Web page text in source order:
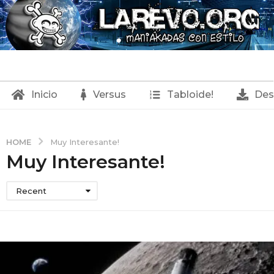
Inicio Versus Tabloide!
HOME Muy Interesante!
Muy Interesante!
Recent